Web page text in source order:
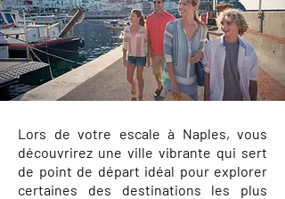
Lors de votre escale à Naples, vous
découvrirez une ville vibrante qui sert
de point de départ idéal pour explorer
certaines des destinations les plus